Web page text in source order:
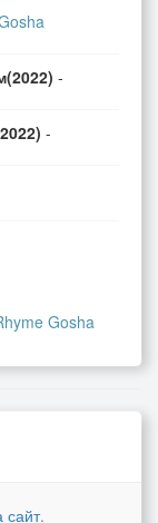
-
-
Gosha
сайт.